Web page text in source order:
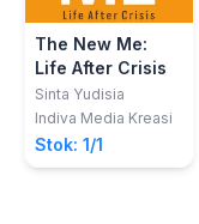
The New Me:
Life After Crisis
Sinta Yudisia
Indiva Media Kreasi
Stok: 1/1